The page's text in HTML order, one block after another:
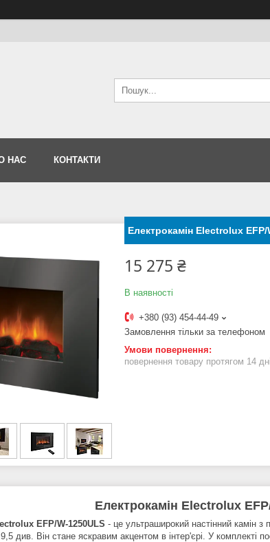
НАС КОНТАКТИ
Електрокамін Electrolux EFP/
15 275 ₴
В наявності
+380 (93) 454-44-49
Замовлення тільки за телефоном
повернення товару протягом 14
Електрокамін Electrolux
EFP/W-1250ULS - це ультраширокий настінний камін
див. Він стане яскравим акцентом в інтер'єрі. У комплекті